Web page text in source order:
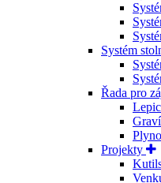
Systém
Řada pro
Projekty